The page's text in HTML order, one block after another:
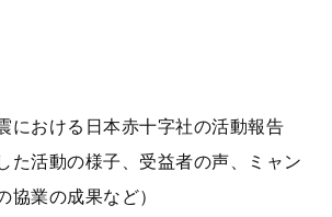
における日本赤十字社の活動報告
た活動の様子、受益者の声、ミャン
協業の成果など）